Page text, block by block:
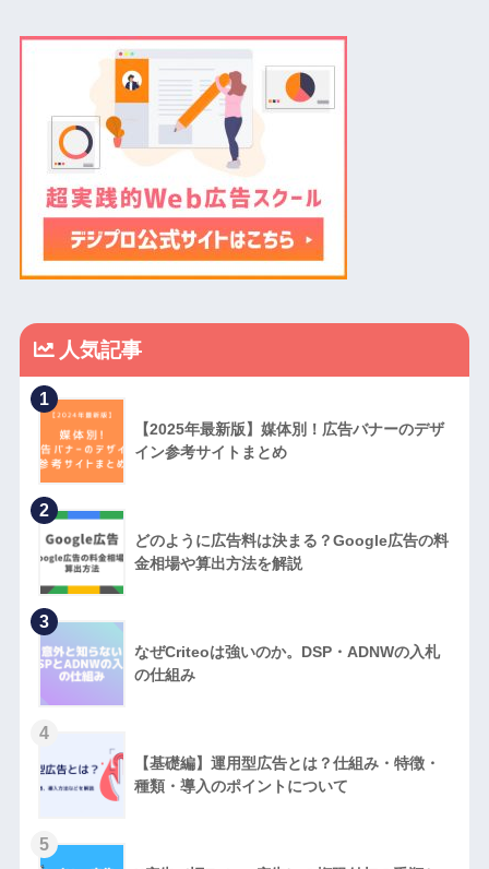
人気記事
1
【2025年最新版】媒体別！広告バナーのデザ
イン参考サイトまとめ
2
どのように広告料は決まる？Google広告の料
金相場や算出方法を解説
3
なぜCriteoは強いのか。DSP・ADNWの入札
の仕組み
4
【基礎編】運用型広告とは？仕組み・特徴・
種類・導入のポイントについて
5